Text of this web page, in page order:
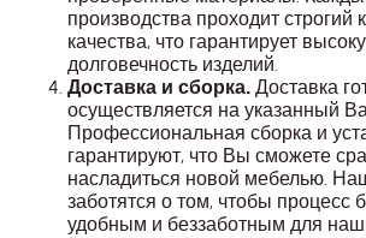
производства проходит строгий
качества, что гарантирует
долговечность изделий.
Доставка и сборка. Доставка
осуществляется на указанный
Профессиональная сборка и
гарантируют, что Вы сможете
насладиться новой мебелью.
заботятся о том, чтобы процесс
удобным и беззаботным для